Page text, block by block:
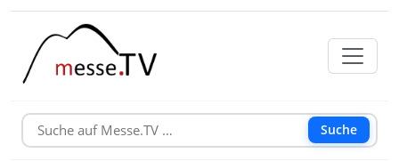
Suche